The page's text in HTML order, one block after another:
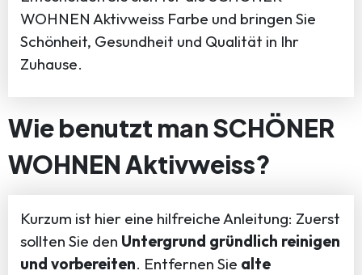
WOHNEN Aktivweiss Farbe und bringen Sie
Schönheit, Gesundheit und Qualität in Ihr
Zuhause.
Wie benutzt man SCHÖNER
WOHNEN Aktivweiss?
Kurzum ist hier eine hilfreiche Anleitung: Zuerst
sollten Sie den Untergrund gründlich reinigen
und vorbereiten. Entfernen Sie alte